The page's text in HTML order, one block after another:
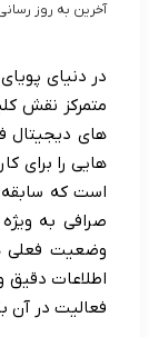
آخرین به روز رسانی: 11/03/
در دنیای
متمرکز نقش
های دیجیتال
صرافی به
وضعیت فعلی
اطلاعات دقیق
فعالیت در آن